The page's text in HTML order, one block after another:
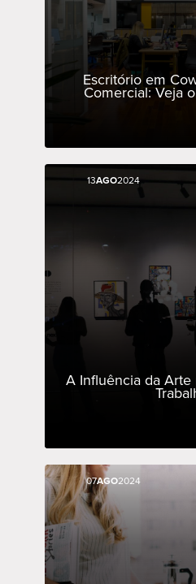
Escritório em
Comercial: Veja
13AGO2024
A Influência da
13AGO2024
07AGO2024
07AGO2024